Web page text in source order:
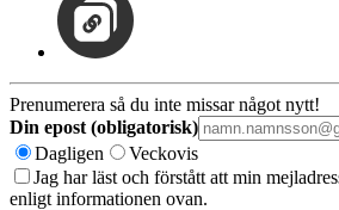
Prenumerera så du inte missar något nytt!
Din epost (obligatorisk)
Dagligen
Veckovis
Jag har läst och förstått att min
enligt informationen ovan.